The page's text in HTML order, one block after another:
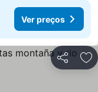
Ver preços
Partilhar